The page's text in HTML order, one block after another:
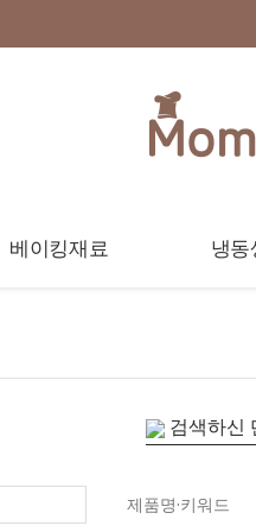
베이킹재료 냉동
검색하신
제품명·키워드